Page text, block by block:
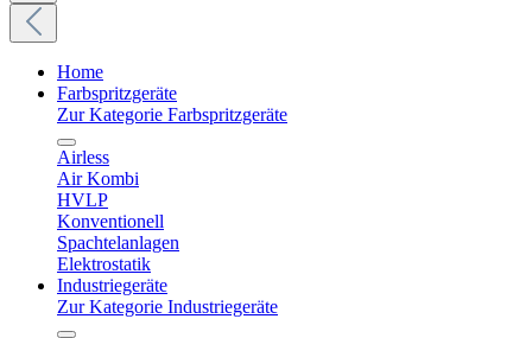
Home
Farbspritzgeräte
Zur Kategorie Farbspritzgeräte
Airless
Air Kombi
HVLP
Konventionell
Spachtelanlagen
Elektrostatik
Industriegeräte
Zur Kategorie Industriegeräte